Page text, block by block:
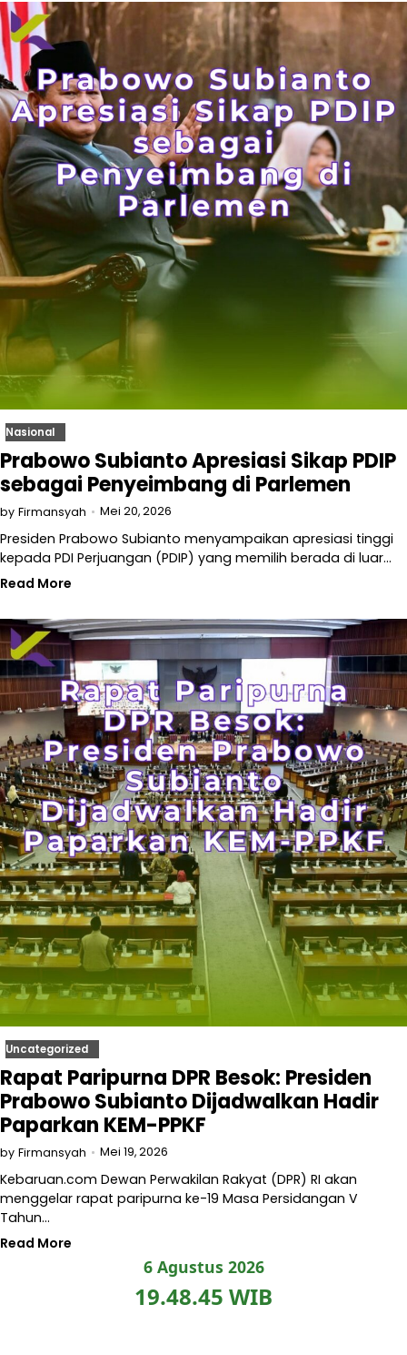
Nasional
Prabowo Subianto Apresiasi Sikap PDIP
sebagai Penyeimbang di Parlemen
by Firmansyah Mei 20, 2026
Presiden Prabowo Subianto menyampaikan apresiasi tinggi
kepada PDI Perjuangan (PDIP) yang memilih berada di luar…
Read More
Uncategorized
Rapat Paripurna DPR Besok: Presiden
Prabowo Subianto Dijadwalkan Hadir
Paparkan KEM-PPKF
by Firmansyah Mei 19, 2026
Kebaruan.com Dewan Perwakilan Rakyat (DPR) RI akan
menggelar rapat paripurna ke-19 Masa Persidangan V
Tahun…
Read More
6 Agustus 2026
19.48.46 WIB